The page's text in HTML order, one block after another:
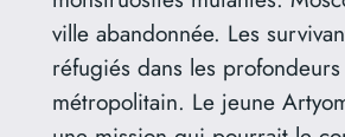
ville abandonnée. Les
réfugiés dans les
métropolitain. Le jeune